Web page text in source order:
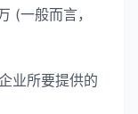
(一般而言，
业所要提供的